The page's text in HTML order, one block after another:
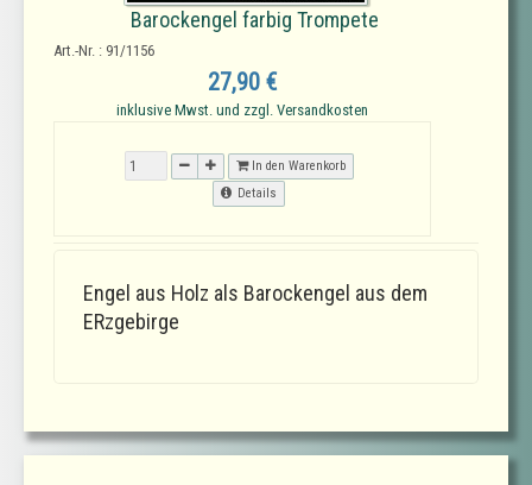
Barockengel farbig Trompete
Art.-Nr. : 91/1156
27,90 €
inklusive Mwst. und zzgl. Versandkosten
In den Warenkorb
Details
Engel aus Holz als Barockengel aus dem
ERzgebirge